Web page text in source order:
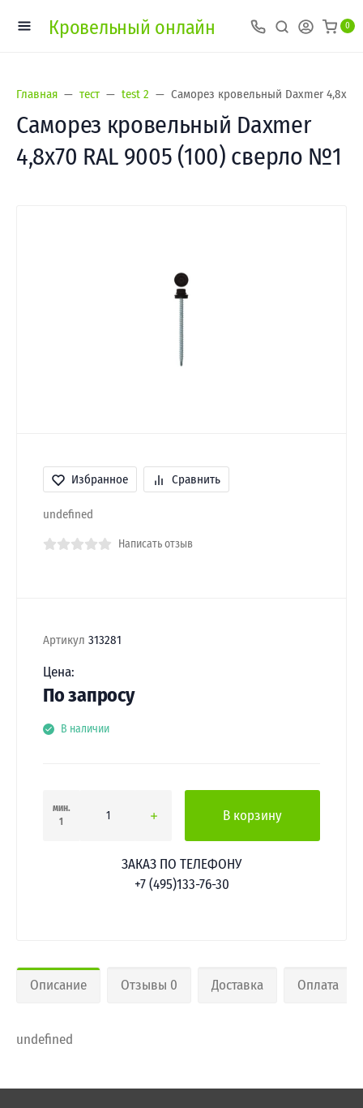
Кровельный онлайн 0
Главная тест test 2 Саморез кровельный Daxmer
Саморез кровельный Daxmer
4,8х70 RAL 9005 (100) сверло №1
Избранное Сравнить
undefined
Написать отзыв
Артикул 313281
Цена:
По запросу
В наличии
мин.
1
В корзину
ЗАКАЗ ПО ТЕЛЕФОНУ
+7 (495)133-76-30
Описание Отзывы 0 Доставка Оплата
undefined